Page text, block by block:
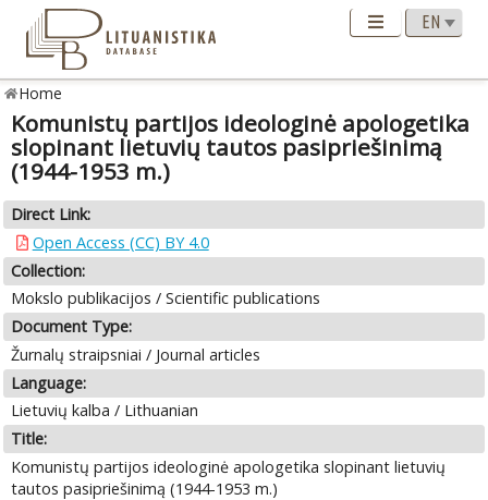
Home
Komunistų partijos ideologinė apologetika
slopinant lietuvių tautos pasipriešinimą
(1944-1953 m.)
Direct Link:
Open Access (CC) BY 4.0
Collection:
Mokslo publikacijos / Scientific publications
Document Type:
Žurnalų straipsniai / Journal articles
Language:
Lietuvių kalba / Lithuanian
Title:
Komunistų partijos ideologinė apologetika slopinant lietuvių
tautos pasipriešinimą (1944-1953 m.)